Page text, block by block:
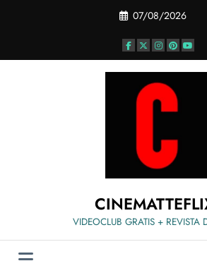
07/08/2026
VIDEOCLUB GRATIS + REVISTA